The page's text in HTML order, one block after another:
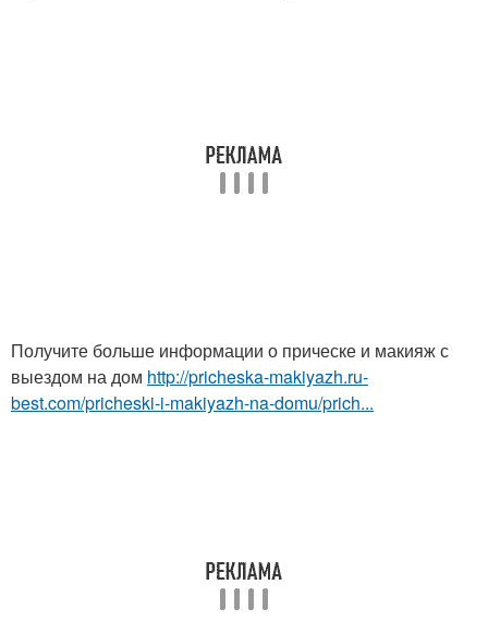
Получите больше информации о прическе и макияж с
выездом на дом http://pricheska-makiyazh.ru-
best.com/pricheski-i-makiyazh-na-domu/prich...